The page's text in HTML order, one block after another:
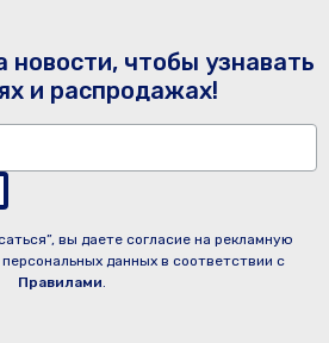
новости, чтобы узнавать
и распродажах!
вы даете согласие на рекламную
данных в соответствии с
Правилами.